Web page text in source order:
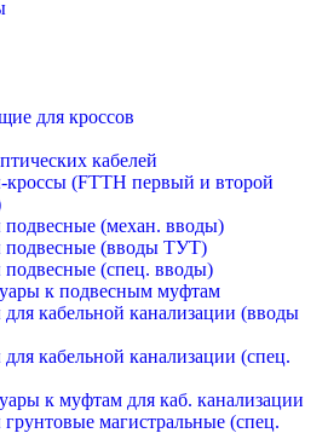
для кроссов
кабелей
(FTTH первый и второй
(механ. вводы)
(вводы ТУТ)
(спец. вводы)
к подвесным муфтам
кабельной канализации (вводы
кабельной канализации (спец.
к муфтам для каб. канализации
магистральные (спец.